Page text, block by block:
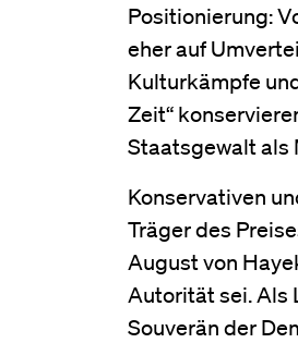
Positionierung:
eher auf
Kulturkämpfe
Zeit“
Staatsgewalt als
Konservativen
Träger des
August von
Autorität sei. Als
Souverän der